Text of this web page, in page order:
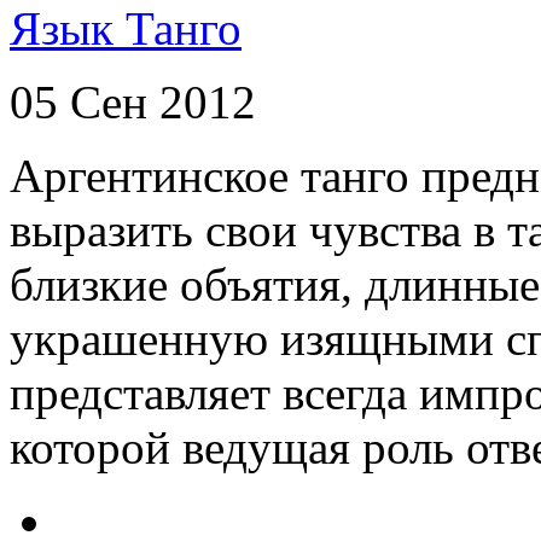
Язык Танго
05 Сен 2012
Аргентинское танго
выразить свои чувства в
близкие объятия,
украшенную изящными
представляет всегда
которой ведущая роль